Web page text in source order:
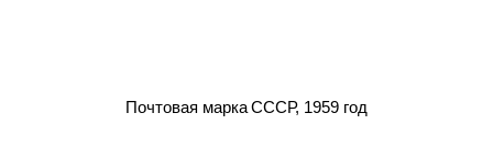
Почтовая марка СССР, 1959 год